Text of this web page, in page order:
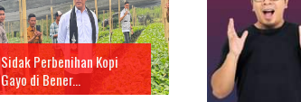
Sidak Perbenihan Kopi
Gayo di Bener...